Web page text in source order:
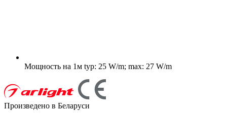
Мощность на 1м typ: 25 W/m; max: 27 W/m
Произведено в Беларуси